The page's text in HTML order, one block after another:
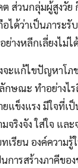
ส่วนกลุ่มผู้สูงวัย
ได้ว่าเป็นภาระ
างหลีกเลี่ยงไม่ไ
จะแก้ไขปัญหาโภ
กษณะ ทำอย่างไร
ยแข็งแรง มีใจที่
จริงจัง ใส่ใจ แล
เรียน องค์ความรู้
การสร้างภาคีขอ